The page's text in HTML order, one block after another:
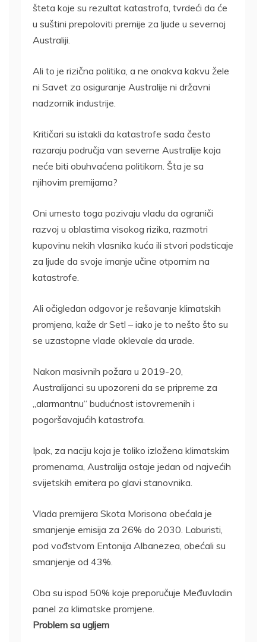
šteta koje su rezultat katastrofa, tvrdeći da će
u suštini prepoloviti premije za ljude u severnoj
Australiji.
Ali to je rizična politika, a ne onakva kakvu žele
ni Savet za osiguranje Australije ni državni
nadzornik industrije.
Kritičari su istakli da katastrofe sada često
razaraju područja van severne Australije koja
neće biti obuhvaćena politikom. Šta je sa
njihovim premijama?
Oni umesto toga pozivaju vladu da ograniči
razvoj u oblastima visokog rizika, razmotri
kupovinu nekih vlasnika kuća ili stvori podsticaje
za ljude da svoje imanje učine otpornim na
katastrofe.
Ali očigledan odgovor je rešavanje klimatskih
promjena, kaže dr Setl – iako je to nešto što su
se uzastopne vlade oklevale da urade.
Nakon masivnih požara u 2019-20,
Australijanci su upozoreni da se pripreme za
„alarmantnu“ budućnost istovremenih i
pogoršavajućih katastrofa.
Ipak, za naciju koja je toliko izložena klimatskim
promenama, Australija ostaje jedan od najvećih
svijetskih emitera po glavi stanovnika.
Vlada premijera Skota Morisona obećala je
smanjenje emisija za 26% do 2030. Laburisti,
pod vođstvom Entonija Albanezea, obećali su
smanjenje od 43%.
Oba su ispod 50% koje preporučuje Međuvladin
panel za klimatske promjene.
Problem sa ugljem